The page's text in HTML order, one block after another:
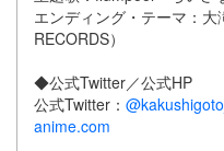
エンディング・テーマ：
RECORDS）
◆公式Twitter／公式HP
公式Twitter：
anime.com